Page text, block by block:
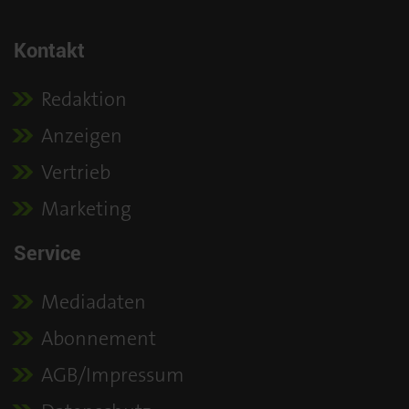
Kontakt
Redaktion
Anzeigen
Vertrieb
Marketing
Service
Mediadaten
Abonnement
AGB/Impressum